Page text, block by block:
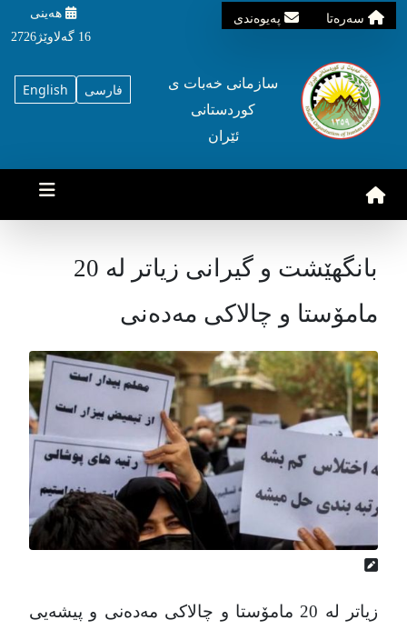
سه‌ره‌تا په‌یوه‌ندی
هه‌ینی
16 گه‌لاوێژ2726
English فارسی
سازمانی خه‌بات ی
کوردستانی
ئێران
بانگهێشت و گیرانی زیاتر لە 20
مامۆستا و چالاکی مەدەنی
زیاتر لە 20 مامۆستا و چالاکی مەدەنی و پیشەیی